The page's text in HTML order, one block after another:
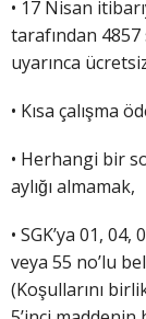
• 17 Nisan
tarafından 4857
uyarınca
• Kısa çalışma
• Herhangi bir
aylığı almamak,
• SGK’ya 01,
veya 55 no’lu
(Koşullarını